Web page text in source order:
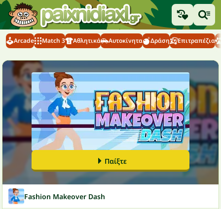
Arcade Match 3 Αθλητικά Αυτοκίνητα Δράση Επιτραπέζια
Παίξτε
Fashion Makeover Dash